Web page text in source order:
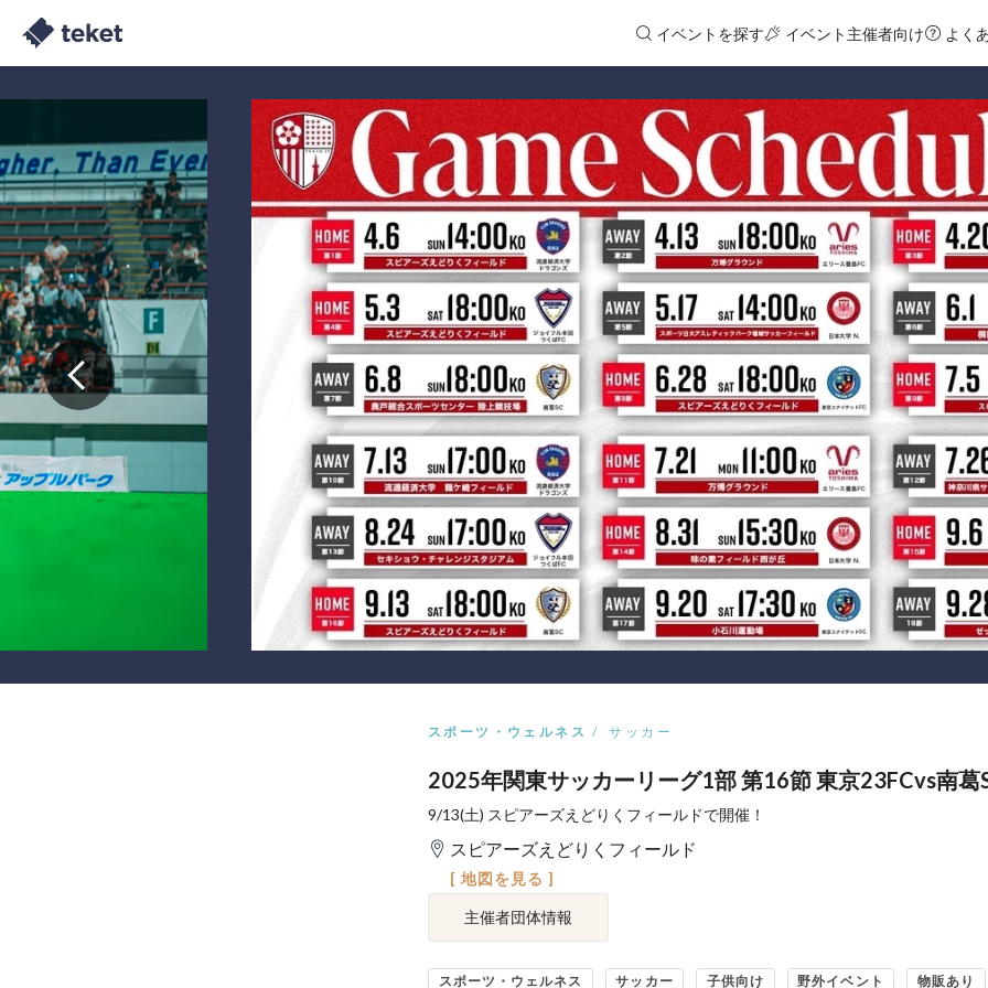
イベントを探す イベント主催者向け よく
スポーツ・ウェルネス サッカー
2025年関東サッカーリーグ1部 第16節 東京23FCvs南葛
9/13(土) スピアーズえどりくフィールドで開催！
スピアーズえどりくフィールド
[ 地図を見る ]
主催者団体情報
スポーツ・ウェルネス サッカー 子供向け 野外イベント 物販あり